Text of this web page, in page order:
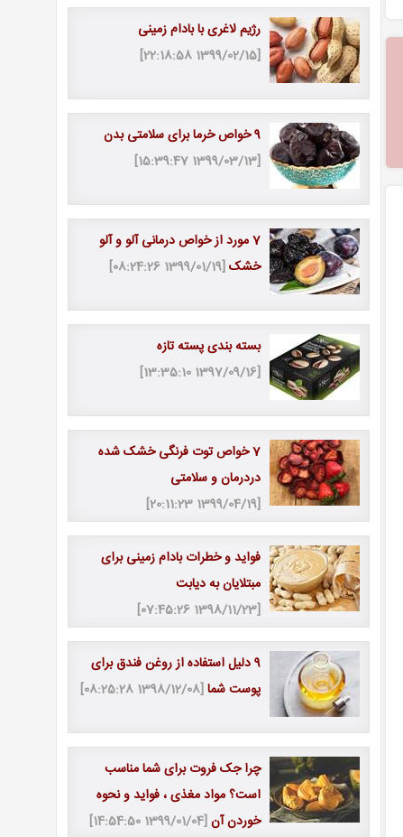
رژیم لاغری با بادام زمینی
[1399/02/15 22:18:58]
9 خواص خرما برای سلامتی بدن
[1399/03/13 15:39:47]
7 مورد از خواص درمانی آلو و آلو
خشک[1399/01/19 08:24:26]
بسته بندی پسته تازه
[1397/09/16 13:35:10]
7 خواص توت فرنگی خشک شده
دردرمان و سلامتی
[1399/04/19 20:11:23]
فواید و خطرات بادام زمینی برای
مبتلایان به دیابت
[1398/11/23 07:45:26]
9 دلیل استفاده از روغن فندق برای
پوست شما[1398/12/08 08:25:28]
چرا جک فروت برای شما مناسب
است؟ مواد مغذی ، فواید و نحوه
خوردن آن[1399/01/04 14:54:50]